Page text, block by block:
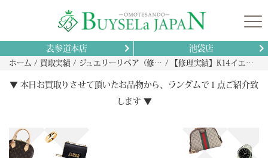
表参道本店 池袋店
ホーム 買取実績 ジュエリーリペア（修理）実績 【修理実績】K14イエローゴールドネックレス切れ修理事例と貴金属買取活用まで詳しく紹介
▼ 本日お買取りさせて頂いたお品物から、ランダムで１点ご紹介致
します ▼